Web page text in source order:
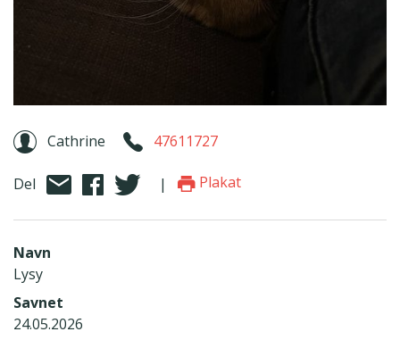
Cathrine 47611727
Del | Plakat
Navn
Lysy
Savnet
24.05.2026